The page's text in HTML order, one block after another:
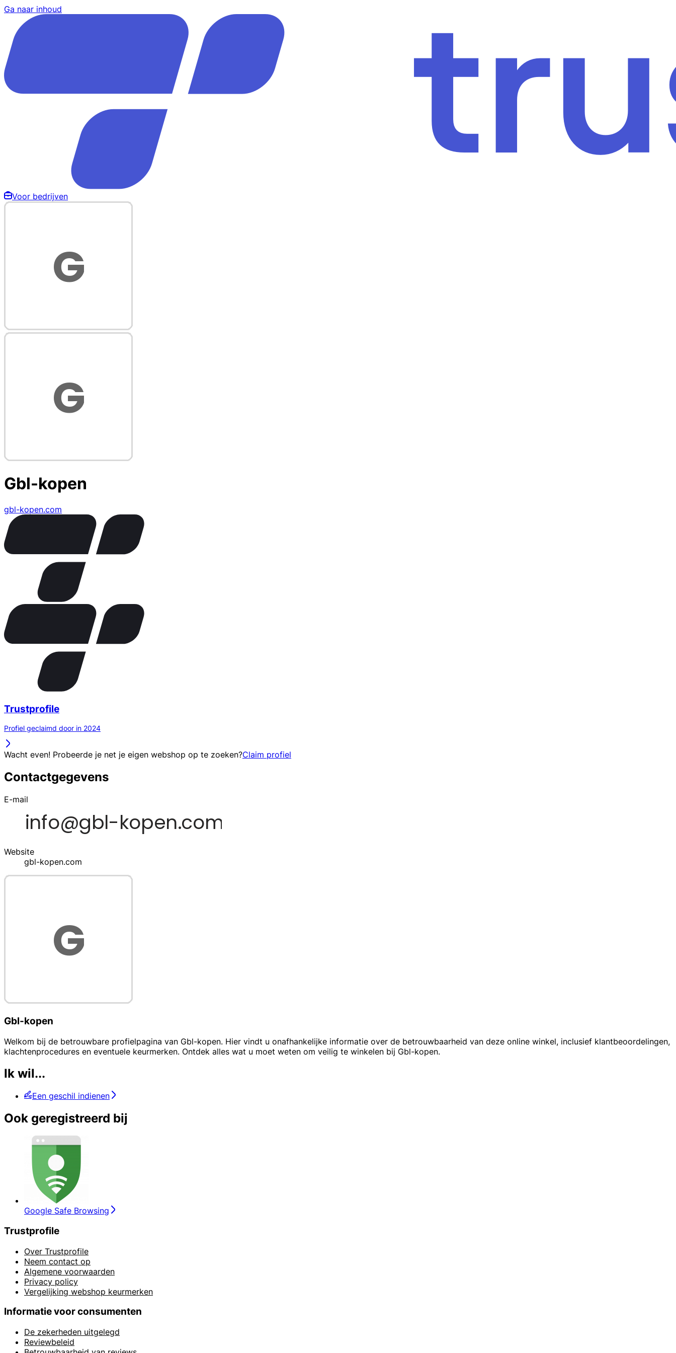
Ga naar inhoud
Voor bedrijven
Gbl-kopen
gbl-kopen.com
Trustprofile
Profiel geclaimd door in 2024
Wacht even! Probeerde je net je eigen webshop op te zoeken?Claim profiel
Contactgegevens
E-mail
Website
gbl-kopen.com
Gbl-kopen
Welkom bij de betrouwbare profielpagina van Gbl-kopen. Hier vindt u onafhankelijke informatie over de betrouwbaarheid van deze online winkel, inclusief klantbeoordelingen,
klachtenprocedures en eventuele keurmerken. Ontdek alles wat u moet weten om veilig te winkelen bij Gbl-kopen.
Ik wil...
Een geschil indienen
Ook geregistreerd bij
Google Safe Browsing
Trustprofile
Over Trustprofile
Neem contact op
Algemene voorwaarden
Privacy policy
Vergelijking webshop keurmerken
Informatie voor consumenten
De zekerheden uitgelegd
Reviewbeleid